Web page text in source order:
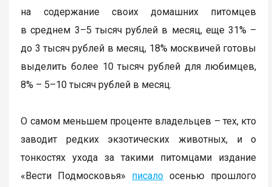
на содержание своих домашних питомцев
в среднем 3–5 тысяч рублей в месяц, еще 31% –
до 3 тысяч рублей в месяц, 18% москвичей готовы
выделить более 10 тысяч рублей для любимцев,
8% – 5–10 тысяч рублей в месяц.
О самом меньшем проценте владельцев – тех, кто
заводит редких экзотических животных, и о
тонкостях ухода за такими питомцами издание
«Вести Подмосковья» писало осенью прошлого